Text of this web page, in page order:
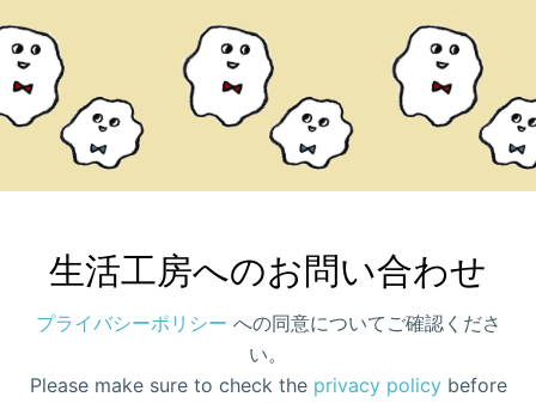
生活工房へのお問い合わせ
プライバシーポリシー への同意についてご確認くださ
い。
Please make sure to check the privacy policybefore